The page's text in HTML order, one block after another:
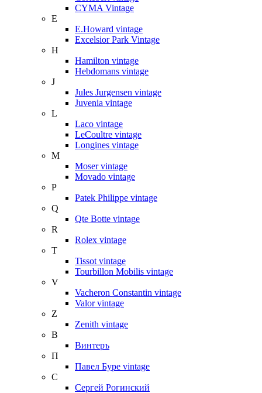
CYMA Vintage
E
E.Howard vintage
Excelsior Park Vintage
H
Hamilton vintage
Hebdomans vintage
J
Jules Jurgensen vintage
Juvenia vintage
L
Laco vintage
LeCoultre vintage
Longines vintage
M
Moser vintage
Movado vintage
P
Patek Philippe vintage
Q
Qte Botte vintage
R
Rolex vintage
T
Tissot vintage
Tourbillon Mobilis vintage
V
Vacheron Constantin vintage
Valor vintage
Z
Zenith vintage
В
Винтеръ
П
Павел Буре vintage
С
Сергей Рогинский